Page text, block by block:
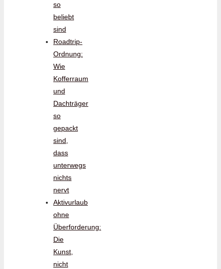
so
beliebt
sind
Roadtrip-
Ordnung:
Wie
Kofferraum
und
Dachträger
so
gepackt
sind,
dass
unterwegs
nichts
nervt
Aktivurlaub
ohne
Überforderung:
Die
Kunst,
nicht